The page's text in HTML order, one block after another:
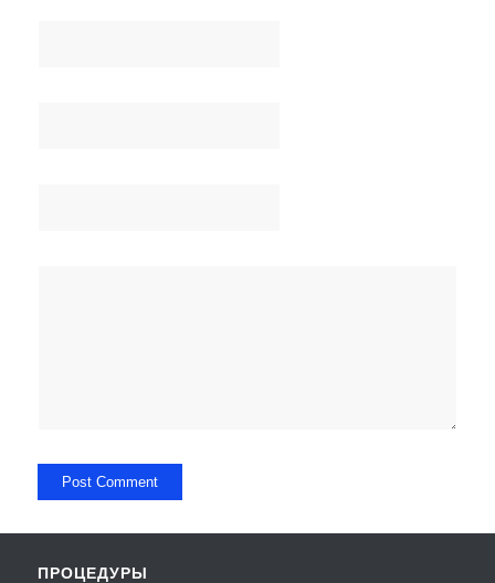
ПРОЦЕДУРЫ